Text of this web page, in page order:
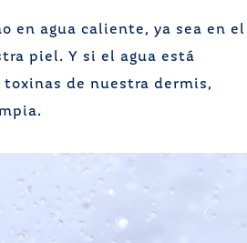
en agua caliente, ya sea en el
piel. Y si el agua está
de nuestra dermis,